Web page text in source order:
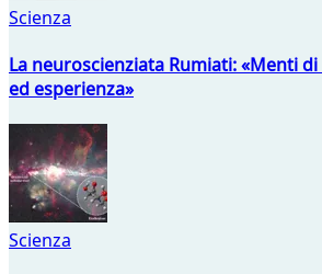
Scienza
La neuroscienziata Rumiati: «Menti
ed esperienza»
Scienza